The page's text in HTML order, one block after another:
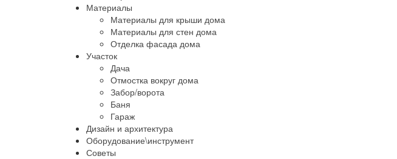
Материалы
Материалы для крыши дома
Материалы для стен дома
Отделка фасада дома
Участок
Дача
Отмостка вокруг дома
Забор/ворота
Баня
Гараж
Дизайн и архитектура
Оборудование\инструмент
Советы